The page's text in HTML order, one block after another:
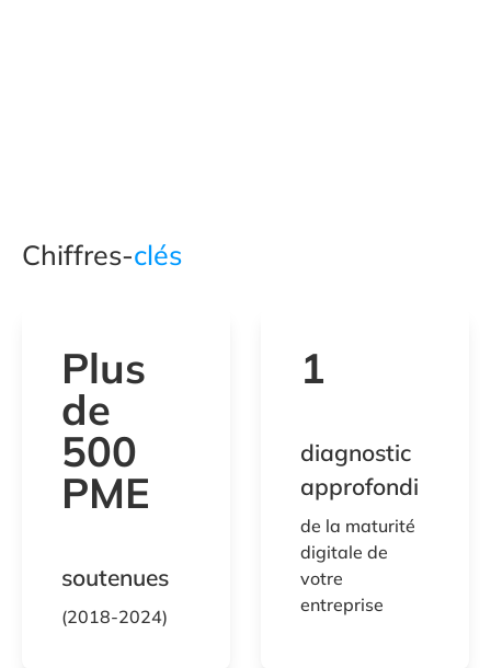
Chiffres-clés
Plus
de
500
PME
soutenues
(2018-2024)
1
diagnostic
approfondi
de la maturité
digitale de
votre
entreprise